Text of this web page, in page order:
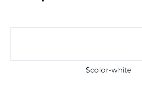
$color-white